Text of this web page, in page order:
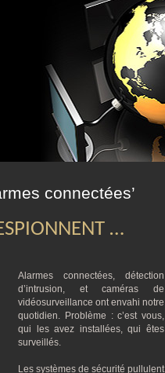
connectées’
…
Alarmes connectées, détection
d’intrusion, et caméras de
vidéosurveillance ont envahi notre
quotidien. Problème : c’est vous,
qui les avez installées, qui êtes
surveillés.
Les systèmes de sécurité pullulent